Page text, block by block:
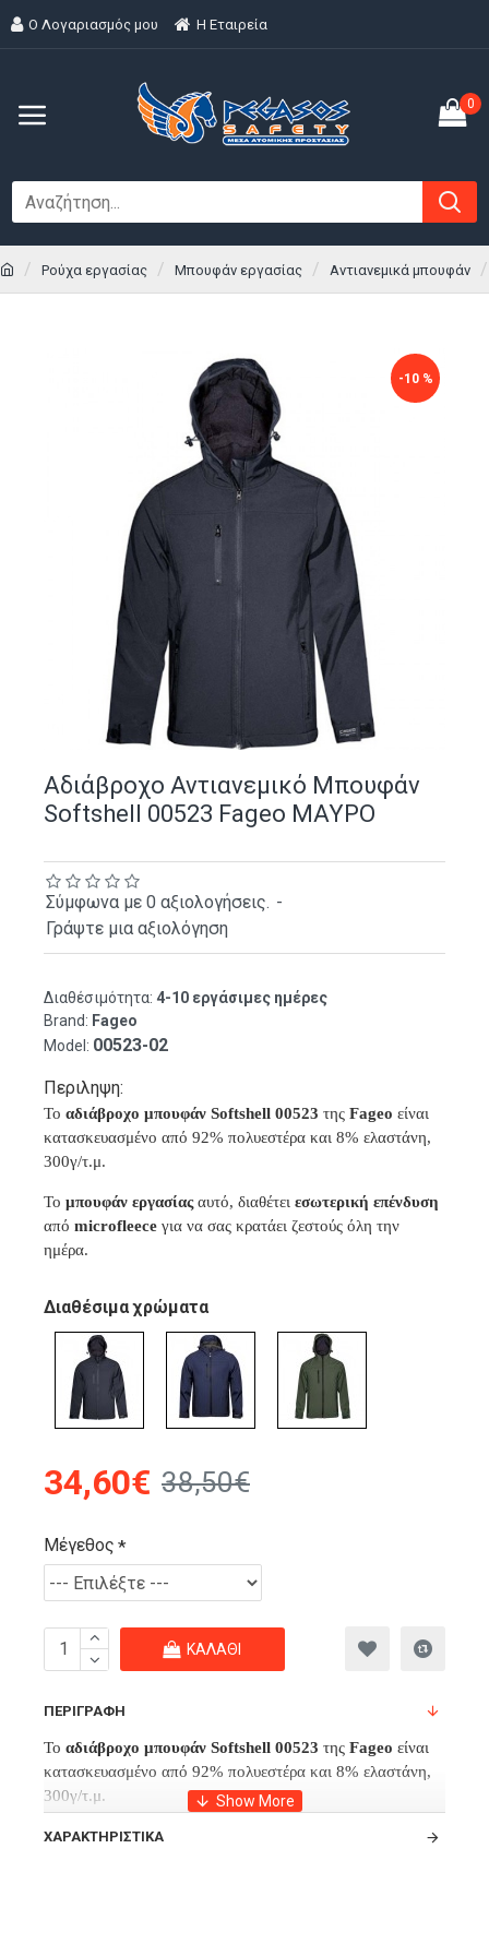
Ο Λογαριασμός μου H Εταιρεία
0
Ρούχα εργασίας Μπουφάν εργασίας Αντιανεμικά μπουφάν
-10 %
Αδιάβροχο Αντιανεμικό Μπουφάν
Softshell 00523 Fageo ΜΑΥΡΟ
Διαθέσιμότητα: 4-10 εργάσιμες ημέρες
Brand: Fageo
Model: 00523-02
Σύμφωνα με 0 αξιολογήσεις. -
Γράψτε μια αξιολόγηση
Περιληψη:
Το αδιάβροχο μπουφάν Softshell 00523 της Fageo είναι
κατασκευασμένο από 92% πολυεστέρα και 8% ελαστάνη,
300γ/τ.μ.
Το μπουφάν εργασίαςαυτό, διαθέτει εσωτερική επένδυση
από microfleece για να σας κρατάει ζεστούς όλη την
ημέρα.
34,60€ 38,50€
Διαθέσιμα χρώματα
Μέγεθος
ΚΑΛΆΘΙ
ΠΕΡΙΓΡΑΦΉ
Το αδιάβροχο μπουφάν Softshell 00523 της Fageo είναι
κατασκευασμένο από 92% πολυεστέρα και 8% ελαστάνη,
300γ/τ.μ.
Τομπουφάν εργασίας
εσωτερική επένδυση
ΧΑΡΑΚΤΗΡΙΣΤΙΚΆ